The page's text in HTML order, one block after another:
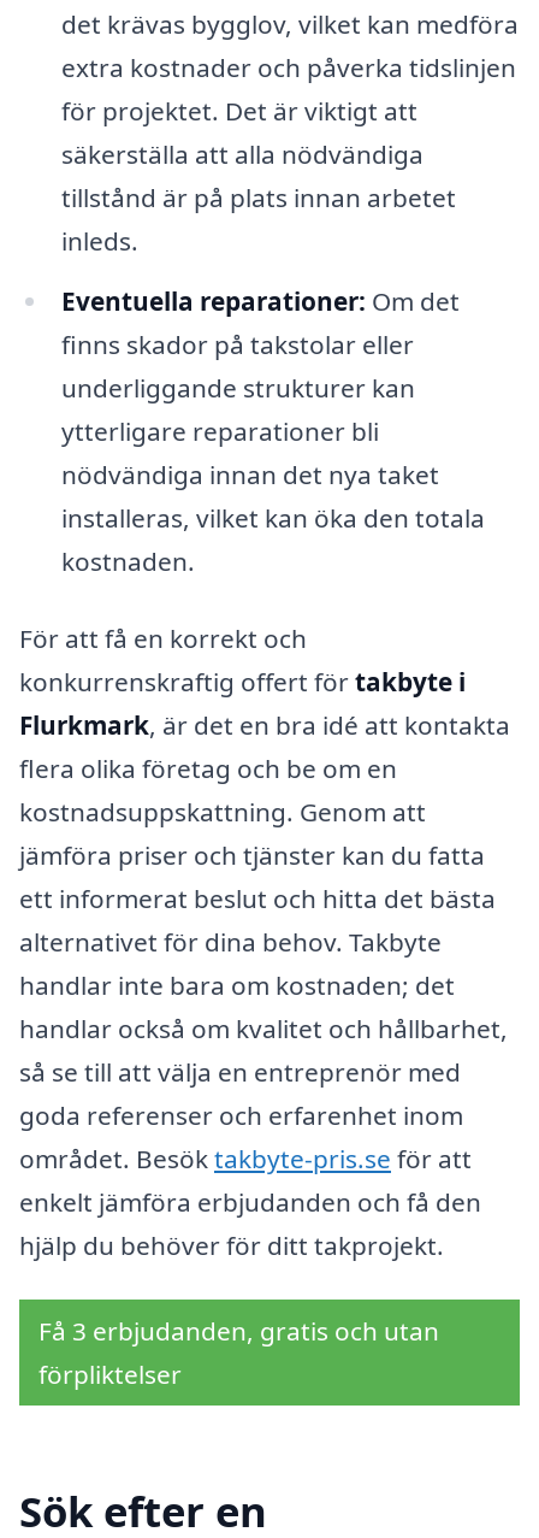
det krävas bygglov, vilket kan medföra
extra kostnader och påverka tidslinjen
för projektet. Det är viktigt att
säkerställa att alla nödvändiga
tillstånd är på plats innan arbetet
inleds.
Eventuella reparationer: Om det
finns skador på takstolar eller
underliggande strukturer kan
ytterligare reparationer bli
nödvändiga innan det nya taket
installeras, vilket kan öka den totala
kostnaden.
För att få en korrekt och
konkurrenskraftig offert förtakbyte i
Flurkmark, är det en bra idé att kontakta
flera olika företag och be om en
kostnadsuppskattning. Genom att
jämföra priser och tjänster kan du fatta
ett informerat beslut och hitta det bästa
alternativet för dina behov. Takbyte
handlar inte bara om kostnaden; det
handlar också om kvalitet och hållbarhet,
så se till att välja en entreprenör med
goda referenser och erfarenhet inom
området. Besöktakbyte-pris.se för att
enkelt jämföra erbjudanden och få den
hjälp du behöver för ditt takprojekt.
Få 3 erbjudanden, gratis och utan
förpliktelser
Sök efter en